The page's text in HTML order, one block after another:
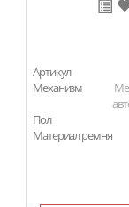
Артикул
Механизм
Пол
Материал ремня